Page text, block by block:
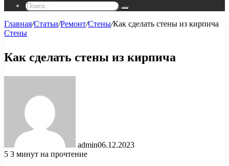
Поиск...
Главная/Статьи/Ремонт/Стены/Как сделать стены из кирпича
Стены
Как сделать стены из кирпича
admin06.12.2023
5 3 минут на прочтение